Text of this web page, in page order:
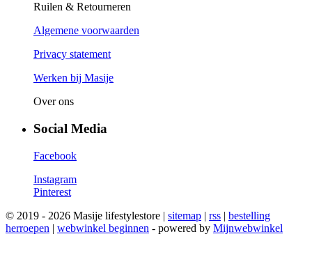
Ruilen & Retourneren
Algemene voorwaarden
Privacy statement
Werken bij Masije
Over ons
Social Media
Facebook
Instagram
Pinterest
© 2019 - 2026 Masije lifestylestore | sitemap | rss | bestelling
herroepen | webwinkel beginnen - powered by Mijnwebwinkel